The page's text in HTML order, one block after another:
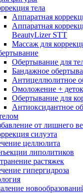
тела
Аппаратная
Аппаратная
BeautyLizer STT
Массаж для
Обертывание для
Бандажное
Антицеллюлитное
Омоложение +
Обертывание для
Антиоксидантное
от лишнего
силуэта
целлюлита
липолитиков
растяжек
гипергидроза